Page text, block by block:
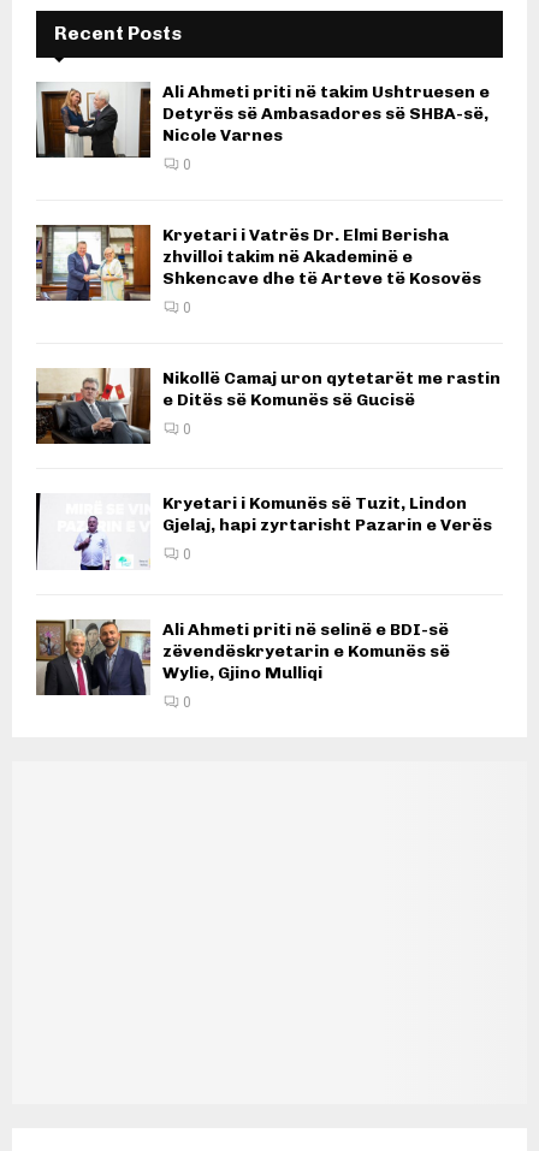
Recent Posts
Ali Ahmeti priti në takim Ushtruesen e
Detyrës së Ambasadores së SHBA-së,
Nicole Varnes
0
Kryetari i Vatrës Dr. Elmi Berisha
zhvilloi takim në Akademinë e
Shkencave dhe të Arteve të Kosovës
0
Nikollë Camaj uron qytetarët me rastin
e Ditës së Komunës së Gucisë
0
Kryetari i Komunës së Tuzit, Lindon
Gjelaj, hapi zyrtarisht Pazarin e Verës
0
Ali Ahmeti priti në selinë e BDI-së
zëvendëskryetarin e Komunës së
Wylie, Gjino Mulliqi
0